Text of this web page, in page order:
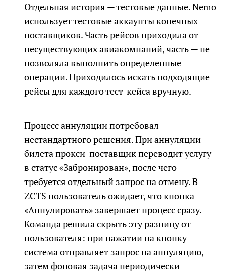
Отдельная история — тестовые данные. Nemo
использует тестовые аккаунты конечных
поставщиков. Часть рейсов приходила от
несуществующих авиакомпаний, часть — не
позволяла выполнить определенные
операции. Приходилось искать подходящие
рейсы для каждого тест-кейса вручную.
Процесс аннуляции потребовал
нестандартного решения. При аннуляции
билета прокси-поставщик переводит услугу
в статус «Забронирован», после чего
требуется отдельный запрос на отмену. В
ZCTS пользователь ожидает, что кнопка
«Аннулировать» завершает процесс сразу.
Команда решила скрыть эту разницу от
пользователя: при нажатии на кнопку
система отправляет запрос на аннуляцию,
затем фоновая задача периодически